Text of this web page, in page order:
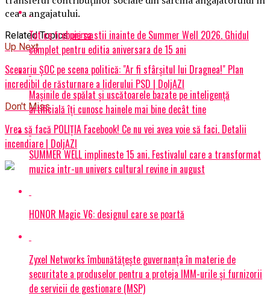
cea a angajatului.
Related Topics:prima
Up Next
Scenariu ȘOC pe scena politică: "Ar fi sfârşitul lui Dragnea!" Plan
incredibil de răsturnare a liderului PSD | DoljAZI
Don't Miss
Vrea să facă POLIȚIA Facebook! Ce nu vei avea voie să faci. Detalii
incendiare | DoljAZI
Tot ce trebuie sa stii inainte de Summer Well 2026. Ghidul
complet pentru editia aniversara de 15 ani
Mașinile de spălat și uscătoarele bazate pe inteligență
artificială îți cunosc hainele mai bine decât tine
SUMMER WELL implineste 15 ani. Festivalul care a transformat
muzica intr-un univers cultural revine in august
HONOR Magic V6: designul care se poartă
Zyxel Networks îmbunătățește guvernanța în materie de
securitate a produselor pentru a proteja IMM-urile și furnizorii
de servicii de gestionare (MSP)